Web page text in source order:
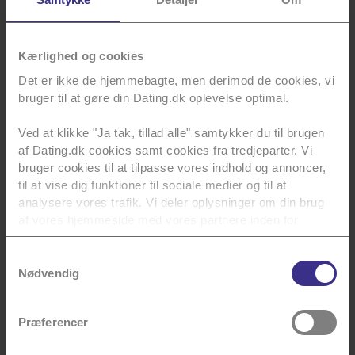
Kærlighed og cookies
Det er ikke de hjemmebagte, men derimod de cookies, vi
bruger til at gøre din Dating.dk oplevelse optimal.
Ved at klikke "Ja tak, tillad alle" samtykker du til brugen
af Dating.dk cookies samt cookies fra tredjeparter. Vi
bruger cookies til at tilpasse vores indhold og annoncer,
til at vise dig funktioner til sociale medier og til at
analysere vores trafik. Vi deler oplysninger om din brug
sociale medier, annoncering og analyse. Vores partnere
dem, eller som de har indsamlet fra din brug af deres
Du kan se en liste over alle vores tredjeparter her.
Nødvendig
Præferencer
Tips
Læs vores
Dating og
din profil.
Læs mere
Bliv
klogere
Vi har
samlet
nogle af
Danmarks
dygtigste.
Anbefalinger
Find dit
kommende
match her.
Læs mere